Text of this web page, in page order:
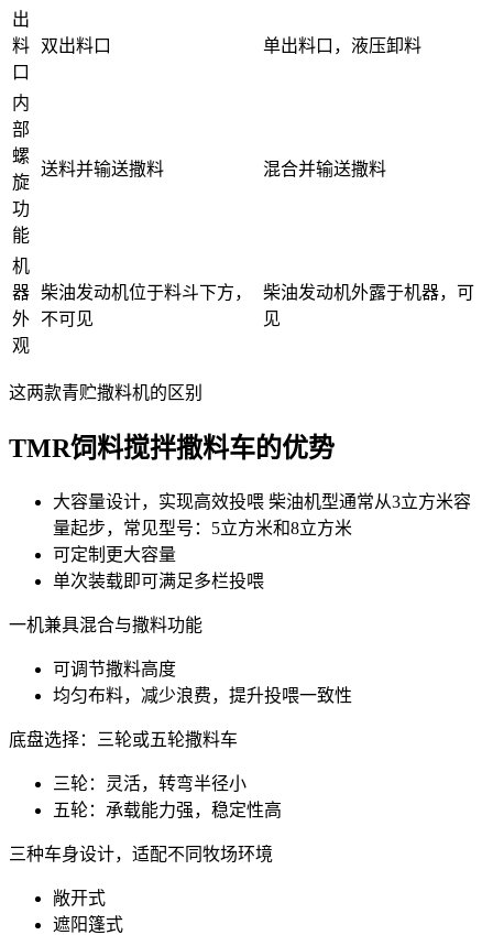
出
料
口
双出料口 单出料口，液压卸料
内
部
螺
旋
功
能
送料并输送撒料 混合并输送撒料
机
器
外
观
柴油发动机位于料斗下方，
不可见
柴油发动机外露于机器，可
见
这两款青贮撒料机的区别
TMR饲料搅拌撒料车的优势
大容量设计，实现高效投喂 柴油机型通常从3立方米容
量起步，常见型号：5立方米和8立方米
可定制更大容量
单次装载即可满足多栏投喂
一机兼具混合与撒料功能
可调节撒料高度
均匀布料，减少浪费，提升投喂一致性
底盘选择：三轮或五轮撒料车
三轮：灵活，转弯半径小
五轮：承载能力强，稳定性高
三种车身设计，适配不同牧场环境
敞开式
遮阳篷式